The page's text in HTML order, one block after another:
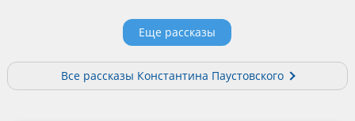
Еще рассказы
Все рассказы Константина Паустовского